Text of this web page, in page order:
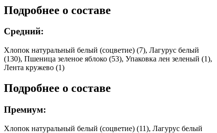
Подробнее о составе
Средний:
Хлопок натуральный белый (соцветие) (7), Лагурус белый
(130), Пшеница зеленое яблоко (53), Упаковка лен зеленый (1),
Лента кружево (1)
Подробнее о составе
Премиум:
Хлопок натуральный белый (соцветие) (11), Лагурус белый